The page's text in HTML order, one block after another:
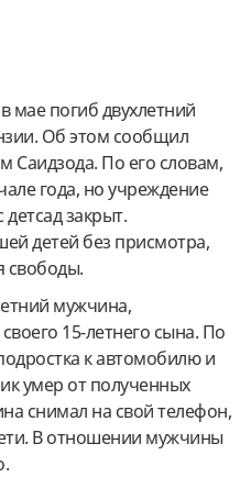
мае погиб двухлетний
Об этом сообщил
Саидзода. По его словам,
года, но учреждение
закрыт.
детей без присмотра,
свободы.
мужчина,
15-летнего сына. По
к автомобилю и
умер от полученных
снимал на свой телефон,
В отношении мужчины